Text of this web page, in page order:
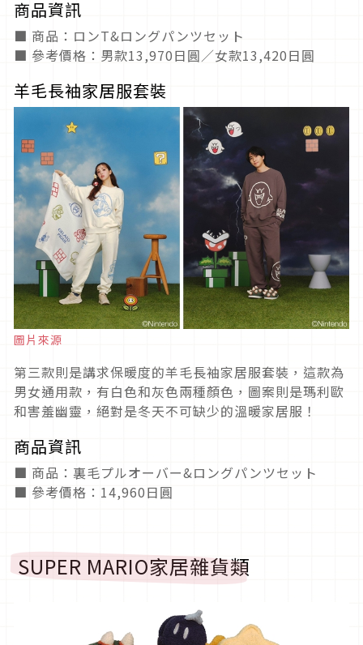
商品資訊
■ 商品：ロンT&ロングパンツセット
■ 參考價格：男款13,970日圓／女款13,420日圓
羊毛長袖家居服套裝
圖片來源
第三款則是講求保暖度的羊毛長袖家居服套裝，這款為
男女通用款，有白色和灰色兩種顏色，圖案則是瑪利歐
和害羞幽靈，絕對是冬天不可缺少的溫暖家居服！
商品資訊
■ 商品：裏毛プルオーバー&ロングパンツセット
■ 參考價格：14,960日圓
SUPER MARIO家居雜貨類